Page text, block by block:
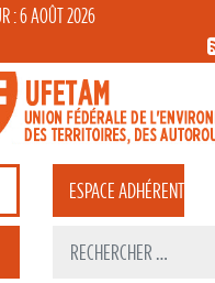
: 6 AOÛT 2026
ESPACEADHÉRENT